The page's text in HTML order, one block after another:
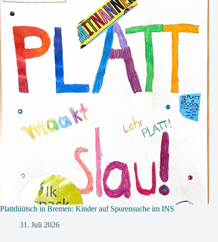
Plattdüütsch in Bremen: Kinder auf Spurensuche im INS
31. Juli 2026